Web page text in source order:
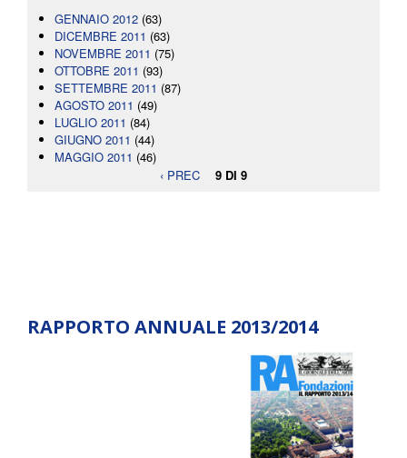
GENNAIO 2012 (63)
DICEMBRE 2011 (63)
NOVEMBRE 2011 (75)
OTTOBRE 2011 (93)
SETTEMBRE 2011 (87)
AGOSTO 2011 (49)
LUGLIO 2011 (84)
GIUGNO 2011 (44)
MAGGIO 2011 (46)
‹ PREC
9 DI 9
RAPPORTO ANNUALE 2013/2014